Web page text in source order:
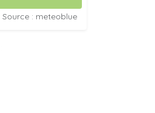
Source : meteoblue